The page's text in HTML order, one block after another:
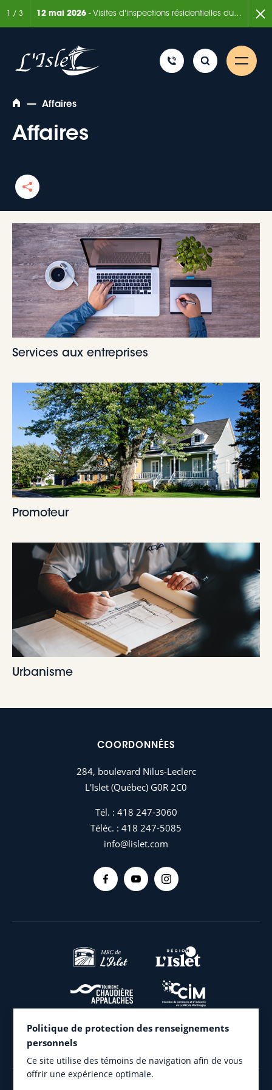
Politique de protection des renseignements
personnels
Ce site utilise des témoins de navigation afin de vous
offrir une expérience optimale.
/ 3
de 6 mois 12 mai 2026 - Visites d'inspections résidentielles du Service de la sécurité incendie 7 août
— Affaires
Affaires
Services aux entreprises
Promoteur
Urbanisme
COORDONNÉES
284, boulevard Nilus-Leclerc
L'Islet (Québec) G0R 2C0
Tél. : 418 247-3060
Téléc. : 418 247-5085
info@lislet.com